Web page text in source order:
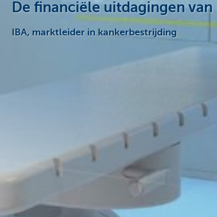
De financiële uitdagingen van
IBA, marktleider in kankerbestrijding